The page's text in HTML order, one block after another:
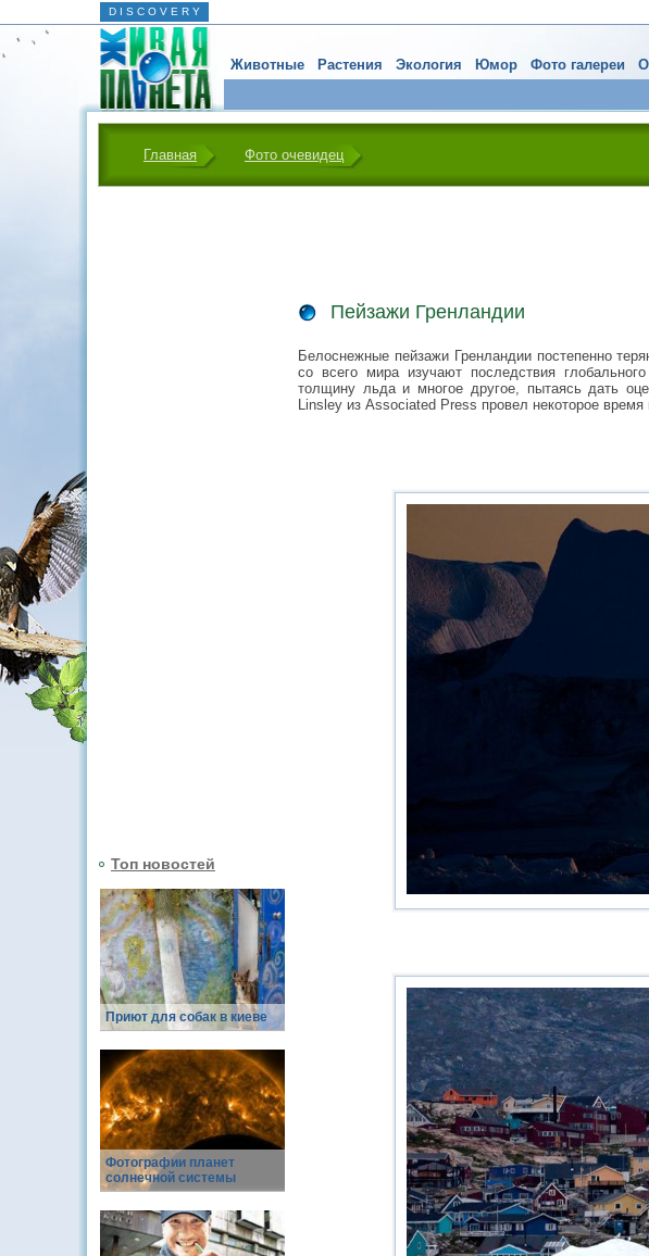
D I S C O V E R Y
Животные Растения Экология Юмор Фото галереи
Главная Фото очевидец
Топ новостей
Приют для собак в киеве
Фотографии планет
солнечной системы
Пейзажи Гренландии
Белоснежные пейзажи Гренландии постепенно
со всего мира изучают последствия
толщину льда и многое другое, пытаясь дать
Linsley из Associated Press провел некоторое